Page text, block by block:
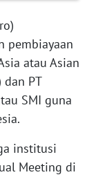
pembiayaan
atau Asian
PT
SMI guna
institusi
Meeting di